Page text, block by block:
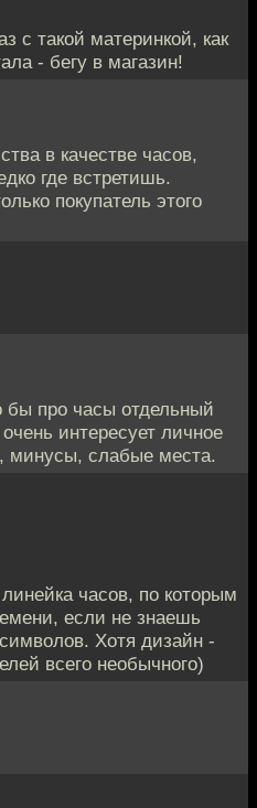
с такой материнкой, как
- бегу в магазин!
в качестве часов,
где встретишь.
покупатель этого
бы про часы отдельный
интересует личное
слабые места.
часов, по которым
если не знаешь
Хотя дизайн -
всего необычного)